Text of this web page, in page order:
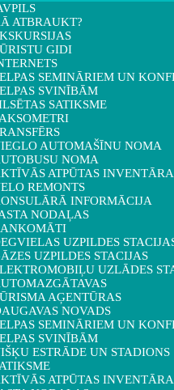
ATBRAUKT?
GIDI
SEMINĀRIEM UN
SVINĪBĀM
SATIKSME
AUTOMAŠĪNU NOMA
NOMA
ATPŪTAS
REMONTS
INFORMĀCIJA
NODAĻAS
UZPILDES
UZPILDES STACIJAS
UZLĀDES
AĢENTŪRAS
NOVADS
SEMINĀRIEM UN
SVINĪBĀM
ESTRĀDE UN STADIONS
ATPŪTAS